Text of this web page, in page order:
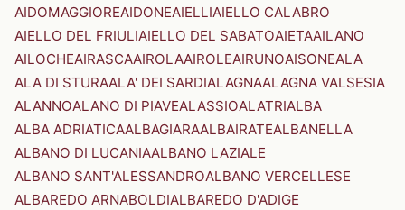
AIDOMAGGIOREAIDONEAIELLIAIELLO CALABRO
AIELLO DEL FRIULIAIELLO DEL SABATOAIETAAILANO
AILOCHEAIRASCAAIROLAAIROLEAIRUNOAISONEALA
ALA DI STURAALA' DEI SARDIALAGNAALAGNA VALSESIA
ALANNOALANO DI PIAVEALASSIOALATRIALBA
ALBA ADRIATICAALBAGIARAALBAIRATEALBANELLA
ALBANO DI LUCANIAALBANO LAZIALE
ALBANO SANT'ALESSANDROALBANO VERCELLESE
ALBAREDO ARNABOLDIALBAREDO D'ADIGE